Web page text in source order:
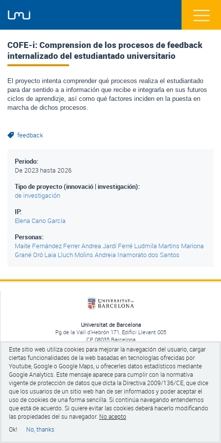
COFE-i: Comprension de los procesos de feedback
internalizado del estudiantado universitario
El proyecto intenta comprender qué procesos realiza el estudiantado
para dar sentido a a información que recibe e integrarla en sus futuros
ciclos de aprendizje, así como qué factores inciden en la puesta en
marcha de dichos procesos.
feedback
Periodo:
De2023 hasta 2026
Tipo de proyecto (innovació | investigación):
de investigación
IP:
Elena Cano García
Personas:
Maite Fernández FerrerAndrea Jardí Ferré Ludmila Martins Mariona
Grané Oró Laia Lluch Molins Andreia Inamorato dos Santos
Universitat de Barcelona
Pg de la Vall d'Hebrón 171, Edifici Llevant 005
CP 08035 Barcelona
tel +34 93 403 50 65
Aviso legal
Este sitio web utiliza cookies para mejorar la navegación del usuario, cargar
ciertas funcionalidades de la web basadas en tecnologías ofrecidas por
Youtube, Google o Google Maps, u ofrecerles datos estadísticos mediante
Google Analytics. Este mensaje aparece para cumplir con la normativa
vigente de protección de datos que dicta la Directiva 2009/136/CE, que dice
que los usuarios de un sitio web han de ser informados y poder aceptar el
uso de cookies de una forma sencilla. Si continúa navegando entendemos
que está de acuerdo. Si quiere evitar las cookiesdeberá hacerlo modificando
las propiedades del su navegador. No acepto
Ok!
No, thanks